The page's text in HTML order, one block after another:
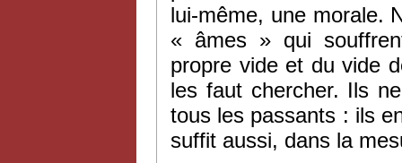
lui-même, une morale.
« âmes » qui
propre vide et du vide
les faut chercher. Ils
tous les passants : ils
suffit aussi, dans la